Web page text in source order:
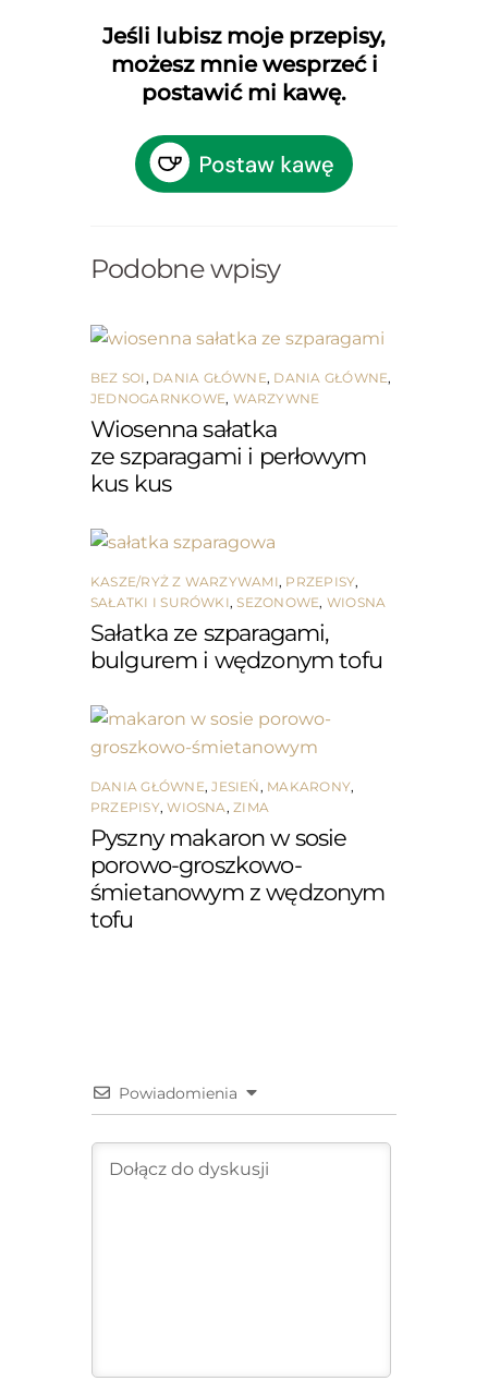
Jeśli lubisz moje przepisy,
możesz mnie wesprzeć i
postawić mi kawę.
Podobne wpisy
BEZ SOI , DANIA GŁÓWNE, DANIA GŁÓWNE,
JEDNOGARNKOWE, WARZYWNE
Wiosenna sałatka
ze szparagami i perłowym
kus kus
KASZE/RYŻ Z WARZYWAMI, PRZEPISY,
SAŁATKI I SURÓWKI,SEZONOWE, WIOSNA
Sałatka ze szparagami,
bulgurem i wędzonym tofu
DANIA GŁÓWNE,JESIEŃ , MAKARONY,
PRZEPISY,WIOSNA , ZIMA
Pyszny makaron w sosie
porowo-groszkowo-
śmietanowym z wędzonym
tofu
Powiadomienia